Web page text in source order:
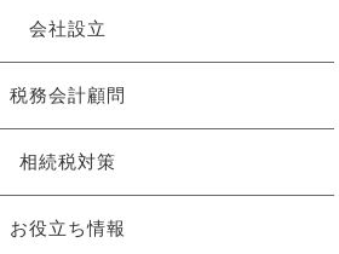
会社設立
税務会計顧問
相続税対策
お役立ち情報